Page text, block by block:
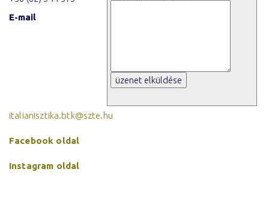
üzenet elküldése
E-mail
italianisztika.btk@szte.hu
Facebook oldal
Instagram oldal